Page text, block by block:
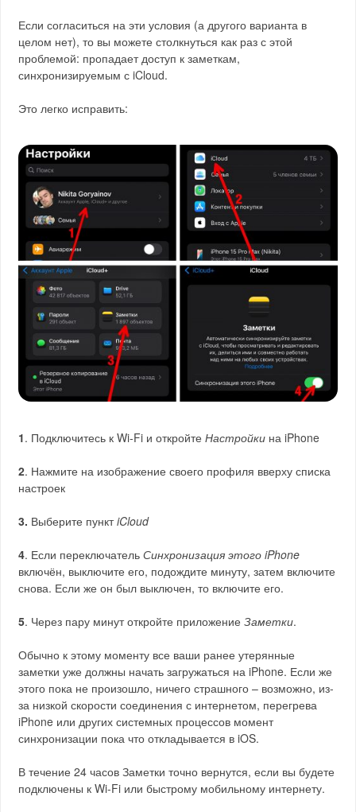
Если согласиться на эти условия (а другого варианта в
целом нет), то вы можете столкнуться как раз с этой
проблемой: пропадает доступ к заметкам,
синхронизируемым с iCloud.
Это легко исправить:
1. Подключитесь к Wi-Fi и откройтеНастройки на iPhone
2. Нажмите на изображение своего профиля вверху списка
настроек
3. Выберите пунктiCloud
4. Если переключательСинхронизация этого iPhone
включён, выключите его, подождите минуту, затем включите
снова. Если же он был выключен, то включите его.
5. Через пару минут откройте приложениеЗаметки.
Обычно к этому моменту все ваши ранее утерянные
заметки уже должны начать загружаться на iPhone. Если же
этого пока не произошло, ничего страшного – возможно, из-
за низкой скорости соединения с интернетом, перегрева
iPhone или других системных процессов момент
синхронизации пока что откладывается в iOS.
В течение 24 часов Заметки точно вернутся, если вы будете
подключены к Wi-Fi или быстрому мобильному интернету.